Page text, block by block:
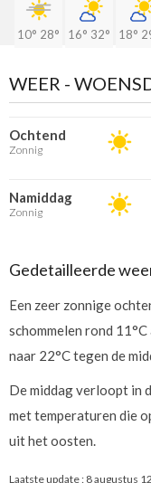
10° 28° 16° 32° 18°
WEER -
Ochtend
Zonnig
Namiddag
Zonnig
Gedetailleerde
Een zeer zonnige
schommelen rond
naar 22°C tegen de
De middag verloopt in
met temperaturen die
uit het oosten.
Laatste update : 8 augustus